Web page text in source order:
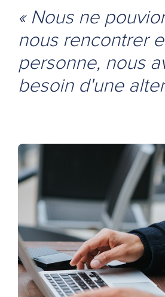
« Nous ne
nous rencontrer
personne, nous
besoin d'une